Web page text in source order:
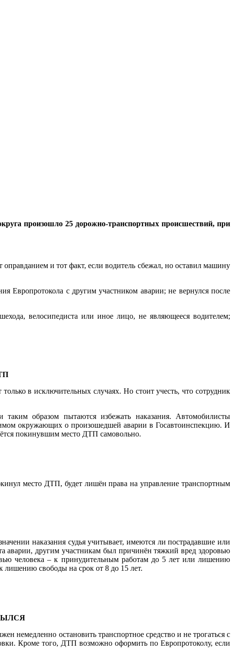
произошло 25 дорожно-транспортных происшествий, при
и тот факт, если водитель сбежал, но оставил машину
Европротокола с другим участником аварии; не вернулся после
велосипедиста или иное лицо, не являющееся водителем;
в исключительных случаях. Но стоит учесть, что сотрудник
образом пытаются избежать наказания. Автомобилисты
окружающих о произошедшей аварии в Госавтоинспекцию. И
покинувшим место ДТП самовольно.
место ДТП, будет лишён права на управление транспортным
наказания судья учитывает, имеются ли пострадавшие или
аварии, другим участникам был причинён тяжкий вред здоровью
человека – к принудительным работам до 5 лет или лишению
лишению свободы на срок от 8 до 15 лет.
немедленно остановить транспортное средство и не трогаться с
Кроме того, ДТП возможно оформить по Европротоколу, если